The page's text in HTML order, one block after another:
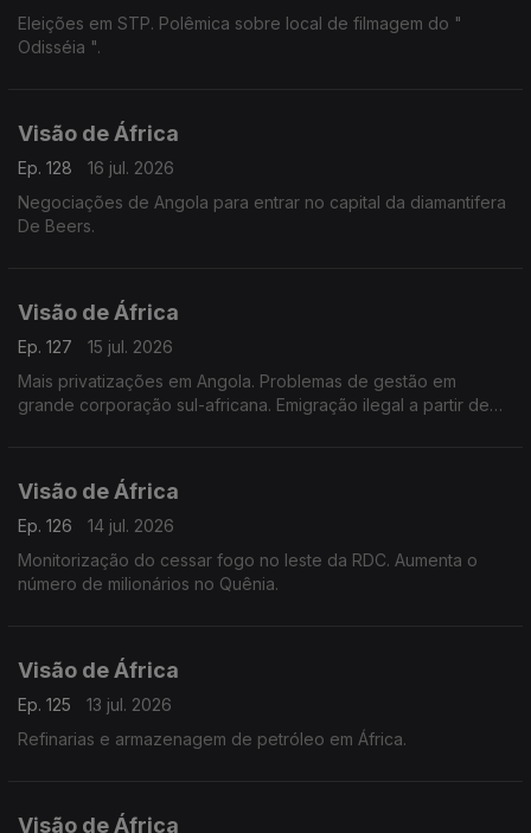
Eleições em STP. Polêmica sobre local de filmagem do "
Odisséia ".
Visão de África
Ep. 128
16 jul. 2026
Negociações de Angola para entrar no capital da diamantifera
De Beers.
Visão de África
Ep. 127
15 jul. 2026
Mais privatizações em Angola. Problemas de gestão em
grande corporação sul-africana. Emigração ilegal a partir de
Visão de África
Ep. 126
14 jul. 2026
Monitorização do cessar fogo no leste da RDC. Aumenta o
número de milionários no Quênia.
Visão de África
Ep. 125
13 jul. 2026
Refinarias e armazenagem de petróleo em África.
Visão de África